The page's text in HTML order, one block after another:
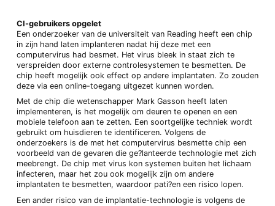
CI-gebruikers opgelet
Een onderzoeker van de universiteit van Reading heeft een chip
in zijn hand laten implanteren nadat hij deze met een
computervirus had besmet. Het virus bleek in staat zich te
verspreiden door externe controlesystemen te besmetten. De
chip heeft mogelijk ook effect op andere implantaten. Zo zouden
deze via een online-toegang uitgezet kunnen worden.
Met de chip die wetenschapper Mark Gasson heeft laten
implementeren, is het mogelijk om deuren te openen en een
mobiele telefoon aan te zetten. Een soortgelijke techniek wordt
gebruikt om huisdieren te identificeren. Volgens de
onderzoekers is de met het computervirus besmette chip een
voorbeeld van de gevaren die ge?lanteerde technologie met zich
meebrengt. De chip met virus kon systemen buiten het lichaam
infecteren, maar het zou ook mogelijk zijn om andere
implantaten te besmetten, waardoor pati?en een risico lopen.
Een ander risico van de implantatie-technologie is volgens de